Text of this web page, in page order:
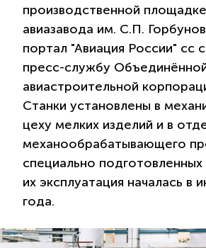
производственной
авиазавода им. С.П.
портал "Авиация России" сс
пресс-службу
авиастроительной
Станки установлены в
цеху мелких изделий и в
механообрабатывающего
специально
их эксплуатация началась в
года.